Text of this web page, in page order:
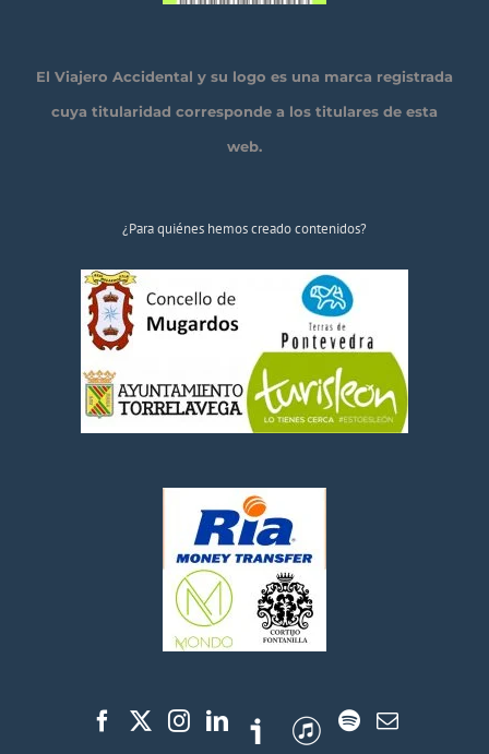
El Viajero Accidental y su logo es una marca registrada
cuya titularidad corresponde a los titulares de esta
web.
¿Para quiénes hemos creado contenidos?